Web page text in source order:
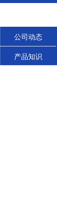
公司动态
产品知识